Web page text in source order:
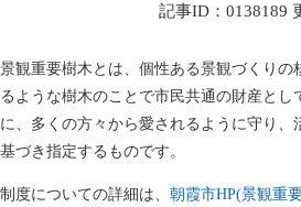
記事ID：0138189
景観重要樹木とは、個性ある景観づくりの
るような樹木のことで市民共通の財産とし
に、多くの方々から愛されるように守り、
基づき指定するものです。
制度についての詳細は、 朝霞市HP(景観重